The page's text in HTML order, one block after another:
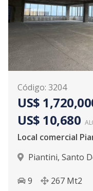
Código: 3204
US$
US$ 10,680
Local comercial
Piantini, Santo
9 267 Mt2